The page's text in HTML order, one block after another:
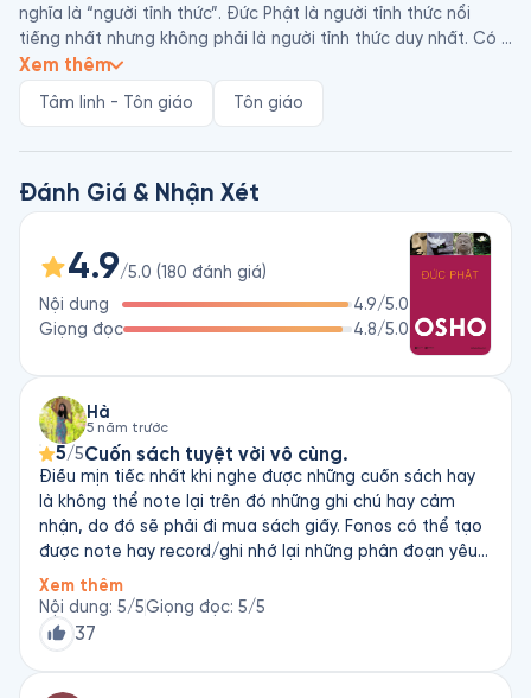
nghĩa là “người tỉnh thức”. Đức Phật là người tỉnh thức nổi
tiếng nhất nhưng không phải là người tỉnh thức duy nhất. Có
nhiều vị Phật trước ông và nhiều vị Phật sau ông – và bởi mỗi
mới sẽ tiếp tục xuất hiện trong tương lai. Tất cả mọi người
mọi thứ và lại chẳng tìm ra điều gì, bạn chắc chắn sẽ quay
vào trong.
Copyright © Osho International Foundation,
Xem thêm
Tâm linh - Tôn giáo Tôn giáo
Đánh Giá & Nhận Xét
4.9/5.0 (180 đánh giá)
Nội dung
4.9/5.0
Giọng đọc
4.8/5.0
Hà
5 năm trước
5/5Cuốn sách tuyệt vời vô cùng.
Điều mịn tiếc nhất khi nghe được những cuốn sách hay
là không thể note lại trên đó những ghi chú hay cảm
nhận, do đó sẽ phải đi mua sách giấy. Fonos có thể tạo
được note hay record/ghi nhớ lại những phân đoạn yêu
thích để có thể tìm nghe
Xem thêm
Nội dung: 5/5Giọng đọc: 5/5
37